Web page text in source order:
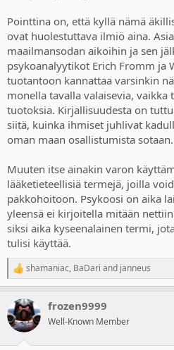
Pointtina on, että kyllä nämä
ovat huolestuttava ilmiö aina.
maailmansodan aikoihin ja sen
psykoanalyytikot Erich Fromm ja
tuotantoon kannattaa varsinkin
monella tavalla valaisevia, vaikka
tuotoksia. Kirjallisuudesta on
siitä, kuinka ihmiset juhlivat
oman maan osallistumista sotaan.
Muuten itse ainakin varon
lääketieteellisiä termejä, joilla
pakkohoitoon. Psykoosi on aika
yleensä ei kirjoitella mitään
siksi aika kyseenalainen termi,
tulisi käyttää.
R
e
c
t
i
shamaniac, BaDari and janneus
frozen9999
Well-Known Member